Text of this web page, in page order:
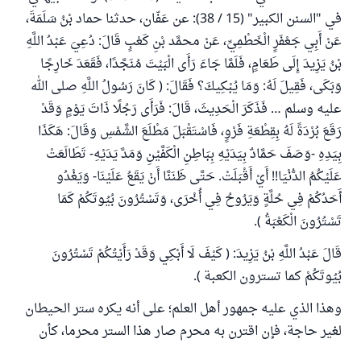
في "السنن الكبير" (15 / 38): عن عَفّان، حدثنا حماد بْنُ سَلَمَةَ،
عَنْ أَبِي جَعْفَرٍ الْخَطْمِيِّ، عَنْ محمَّد بْنِ كَعْبٍ قَالَ: دُعِيَ عَبْدُ اللَّهِ
بْنُ يَزِيدَ إِلَى طَعَامٍ، فَلَمَّا جَاءَ رَأَى الْبَيْتَ مُنَجَّدًا، فَقَعَدَ خَارِجًا
وَبَكَى، فَقِيلَ لَهُ: وَمَا يُبْكِيكَ؟ فَقَالَ: ( كَانَ رَسُولُ اللَّهِ صلى الله
عليه وسلم … فَذَكَرَ الْحَدِيثَ، قَالَ: فَرَأَى رَجُلًا ذَاتَ يَوْمٍ وَقَدْ
رَقَعَ بُرْدَةً لَهُ بِقِطْعَةِ فَرْوٍ، فَاسْتَقْبَلَ مَطْلَعَ الشَّمْسِ وَقَالَ: هَكَذَا
بِيَدِهِ -وَصَفَ حَمَّادٌ بِيَدَيْهِ بِبَاطِنِ الْكَفَّيْنِ وَمَدَّ يَدَيْهِ- تَطَالَعَتْ
عَلَيْكُمُ الدُّنْيَا!! أَيْ أَقْبَلَتْ. حَتَّى ظَنَنَّا أَنْ يَقَعُ عَلَيْنَا- وَيَغْدُو
أَحَدُكُمْ فِي حُلَّةٍ وَيَرُوحُ فِي أُخْرَى، وَتَسْتُرُونَ بُيُوتَكُمْ كَمَا
تَسْتُرُونَ الْكَعْبَةُ ).
قَالَ عَبْدُ اللَّهِ بْنُ يَزِيدَ: ( كَيْفَ لَا أَبْكِي وَقَدْ رَأَيْتُكُمْ تَسْتُرُونَ
بُيُوتَكُمْ كما تسترون الكعبة ).
وهذا الذي عليه جمهور أهل العلم؛ على أنه يكره ستر الحيطان
لغير حاجة، فإن اقترن به محرم صار هذا الستر محرما، كأن